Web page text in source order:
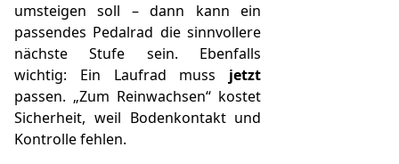
umsteigen soll – dann kann ein
passendes Pedalrad die sinnvollere
nächste Stufe sein. Ebenfalls
wichtig: Ein Laufrad muss jetzt
passen. „Zum Reinwachsen“ kostet
Sicherheit, weil Bodenkontakt und
Kontrolle fehlen.